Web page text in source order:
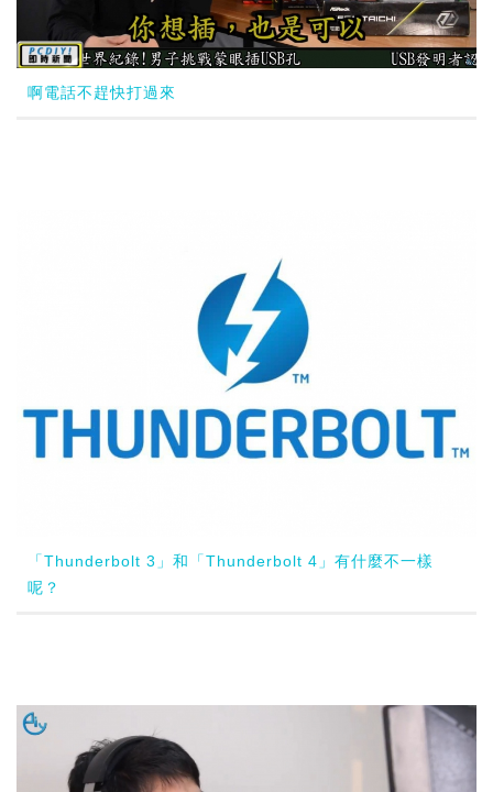
啊電話不趕快打過來
「Thunderbolt 3」和「Thunderbolt 4」有什麼不一樣
呢？